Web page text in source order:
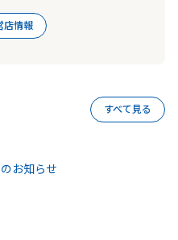
店情報
すべて見る
お知らせ